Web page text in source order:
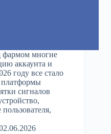
фармом многие
аккаунта и
году все стало
платформы
сигналов